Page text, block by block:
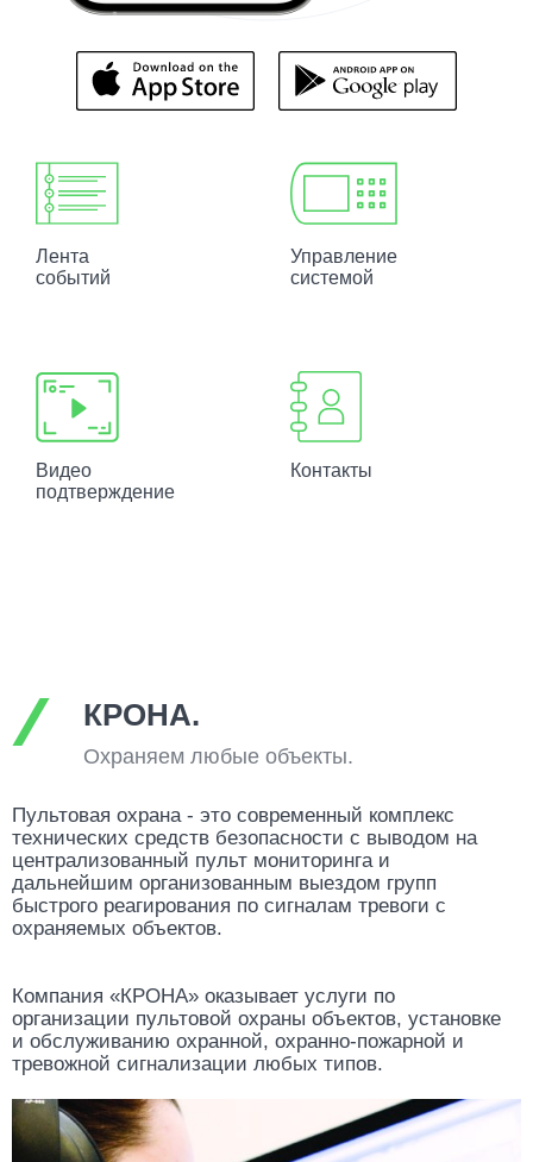
Лента
событий
Управление
системой
Видео
подтверждение
Контакты
КРОНА.
Охраняем любые объекты.
Пультовая охрана - это современный комплекс
технических средств безопасности с выводом на
централизованный пульт мониторинга и
дальнейшим организованным выездом групп
быстрого реагирования по сигналам тревоги с
охраняемых объектов.
Компания «КРОНА» оказывает услуги по
организации пультовой охраны объектов, установке
и обслуживанию охранной, охранно-пожарной и
тревожной сигнализации любых типов.